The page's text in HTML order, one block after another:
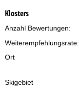
Klosters
Anzahl Bewertungen:
Weiterempfehlungsrate:
Ort
Skigebiet